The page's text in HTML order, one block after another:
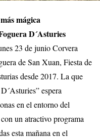
mágica
D´Asturies
23 de junio Corvera
de San Xuan, Fiesta de
desde 2017. La que
espera
en el entorno del
un atractivo programa
esta mañana en el